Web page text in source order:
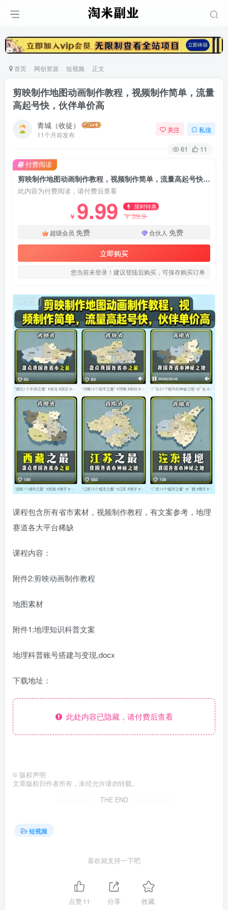
首页 网创资源 短视频 正文
剪映制作地图动画制作教程，视频制作简单，流量
高起号快，伙伴单价高
青城（收徒）
11个月前发布
关注 私信
61 11
剪映制作地图动画制作教程，视频制作简单，流量高起号快，伙伴单价高
此内容为付费阅读，请付费后查看
￥ 9.99 限时特惠
￥39.9
超级会员 免费 合伙人 免费
立即购买
您当前未登录！建议登陆后购买，可保存购买订单
付费阅读
课程包含所有省市素材，视频制作教程，有文案参考，地理
赛道各大平台稀缺
课程内容：
附件2:剪映动画制作教程
地图素材
附件1:地理知识科普文案
地理科普账号搭建与变现,docx
下载地址：
此处内容已隐藏，请付费后查看
© 版权声明
文章版权归作者所有，未经允许请勿转载。
THE END
短视频
喜欢就支持一下吧
点赞11 分享 收藏